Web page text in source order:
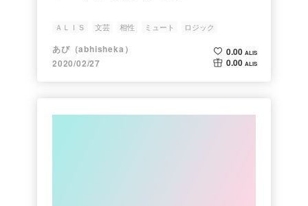
ＡＬＩＳ 文芸 相性 ミュート ロジック
あび（abhisheka）
2020/02/27
0.00 ALIS
0.00 ALIS